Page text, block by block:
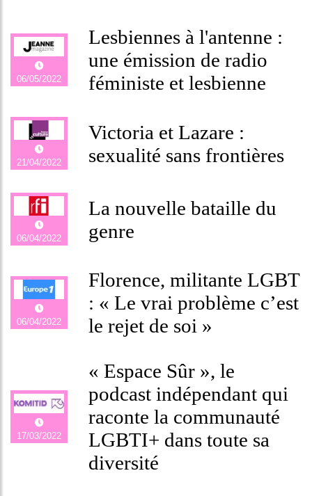
06/05/2022
Lesbiennes à l'antenne :
une émission de radio
féministe et lesbienne
21/04/2022
Victoria et Lazare :
sexualité sans frontières
06/04/2022
La nouvelle bataille du
genre
06/04/2022
Florence, militante LGBT
: « Le vrai problème c’est
le rejet de soi »
17/03/2022
« Espace Sûr », le
podcast indépendant qui
raconte la communauté
LGBTI+ dans toute sa
diversité